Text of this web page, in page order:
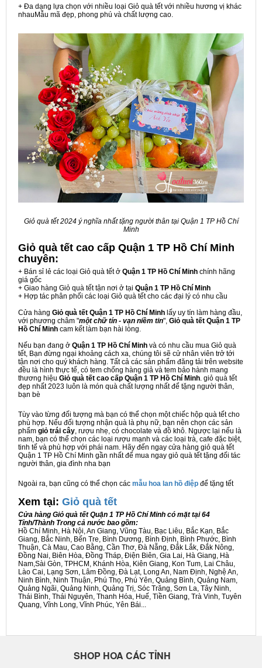
+ Đa dạng lựa chọn với nhiều loại Giỏ quà tết với nhiều hương vị khác
nhauMẫu mã đẹp, phong phú và chất lượng cao.
Giỏ quà tết 2024 ý nghĩa nhất tặng người thân tại Quận 1 TP Hồ Chí
Minh
Giỏ quà tết cao cấp Quận 1 TP Hồ Chí Minh
chuyên:
+ Bán sỉ lẻ các loại Giỏ quà tết ở Quận 1 TP Hồ Chí Minh chính hãng
giá gốc
+ Giao hàng Giỏ quà tết tận nơi ở tại Quận 1 TP Hồ Chí Minh
+ Hợp tác phân phối các loại Giỏ quà tết cho các đại lý có nhu cầu
Cửa hàng Giỏ quà tết Quận 1 TP Hồ Chí Minh lấy uy tín làm hàng đầu,
với phương châm "một chữ tín - vạn niềm tin", Giỏ quà tết Quận 1 TP
Hồ Chí Minh cam kết làm bạn hài lòng.
Nếu bạn đang ở Quận 1 TP Hồ Chí Minh và có nhu cầu mua Giỏ quà
tết, Bạn đừng ngại khoảng cách xa, chúng tôi sẽ cử nhân viên trở tới
tận nơi cho quý khách hàng. Tất cả các sản phẩm đăng tải trên website
đều là hình thực tế, có tem chống hàng giả và tem bảo hành mang
thương hiệu Giỏ quà tết cao cấp Quận 1 TP Hồ Chí Minh. giỏ quà tết
đẹp nhất 2023 luôn là món quà chất lượng nhất để tặng người thân,
bạn bè
Tùy vào từng đối tượng mà bạn có thể chọn một chiếc hộp quà tết cho
phù hợp. Nếu đối tượng nhận quà là phụ nữ, bạn nên chọn các sản
phẩm giỏ trái cây, rượu nhẹ, có chocolate và đồ khô. Ngược lại nếu là
nam, bạn có thể chọn các loại rượu mạnh và các loại trà, cafe đặc biệt,
tinh tế và phù hợp với phái nam. Hãy đến ngay cửa hàng giỏ quà tết
Quận 1 TP Hồ Chí Minh gần nhất để mua ngay giỏ quà tết tặng đối tác
người thân, gia đình nha bạn
Ngoài ra, bạn cũng có thể chọn các mẫu hoa lan hồ điệp để tặng tết
Xem tại: Giỏ quà tết
Cửa hàng Giỏ quà tết Quận 1 TP Hồ Chí Minh có mặt tại 64
Tỉnh/Thành Trong cả nước bao gồm:
Hồ Chí Minh, Hà Nội, An Giang, Vũng Tàu, Bạc Liêu, Bắc Kạn, Bắc
Giang, Bắc Ninh, Bến Tre, Bình Dương, Bình Định, Bình Phước, Bình
Thuận, Cà Mau, Cao Bằng, Cần Thơ, Đà Nẵng, Đắk Lắk, Đắk Nông,
Đồng Nai, Biên Hòa, Đồng Tháp, Điện Biên, Gia Lai, Hà Giang, Hà
Nam,Sài Gòn, TPHCM, Khánh Hòa, Kiên Giang, Kon Tum, Lai Châu,
Lào Cai, Lạng Sơn, Lâm Đồng, Đà Lạt, Long An, Nam Định, Nghệ An,
Ninh Bình, Ninh Thuận, Phú Thọ, Phú Yên, Quảng Bình, Quảng Nam,
Quảng Ngãi, Quảng Ninh, Quảng Trị, Sóc Trăng, Sơn La, Tây Ninh,
Thái Bình, Thái Nguyên, Thanh Hóa, Huế, Tiền Giang, Trà Vinh, Tuyên
Quang, Vĩnh Long, Vĩnh Phúc, Yên Bái...
SHOP HOA CÁC TỈNH